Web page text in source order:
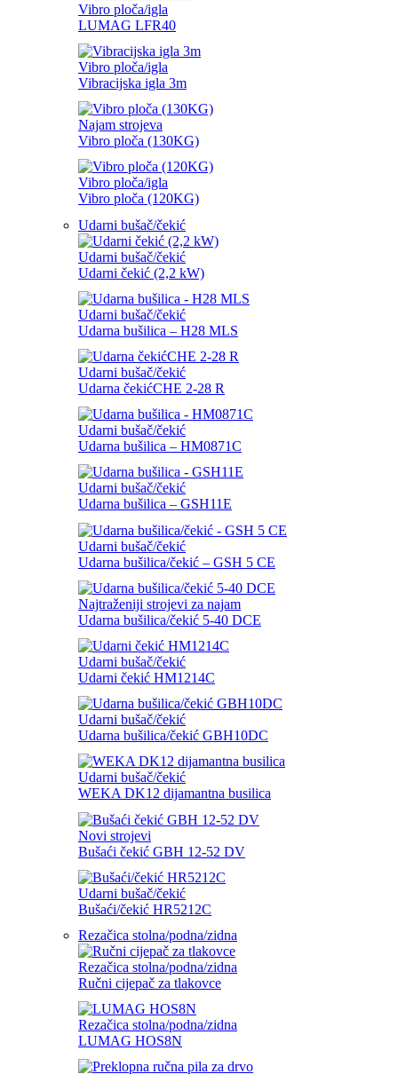
Vibro ploča/igla
LUMAG LFR40
Vibro ploča/igla
Vibracijska igla 3m
Najam strojeva
Vibro ploča (130KG)
Vibro ploča/igla
Vibro ploča (120KG)
Udarni bušač/čekić
Udarni bušač/čekić
Udarni čekić (2,2 kW)
Udarni bušač/čekić
Udarna bušilica – H28 MLS
Udarni bušač/čekić
Udarna čekićCHE 2-28 R
Udarni bušač/čekić
Udarna bušilica – HM0871C
Udarni bušač/čekić
Udarna bušilica – GSH11E
Udarni bušač/čekić
Udarna bušilica/čekić – GSH 5 CE
Najtraženiji strojevi za najam
Udarna bušilica/čekić 5-40 DCE
Udarni bušač/čekić
Udarni čekić HM1214C
Udarni bušač/čekić
Udarna bušilica/čekić GBH10DC
Udarni bušač/čekić
WEKA DK12 dijamantna busilica
Novi strojevi
Bušaći čekić GBH 12-52 DV
Udarni bušač/čekić
Bušaći/čekić HR5212C
Rezačica stolna/podna/zidna
Rezačica stolna/podna/zidna
Ručni cijepač za tlakovce
Rezačica stolna/podna/zidna
LUMAG HOS8N